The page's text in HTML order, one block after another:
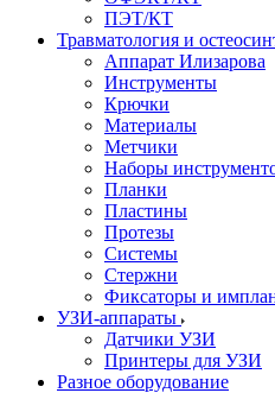
ПЭТ/КТ
Травматология и
Аппарат Илизарова
Инструменты
Крючки
Материалы
Метчики
Наборы
Планки
Пластины
Протезы
Системы
Стержни
Фиксаторы и
УЗИ-аппараты
Датчики УЗИ
Принтеры для УЗИ
Разное оборудование